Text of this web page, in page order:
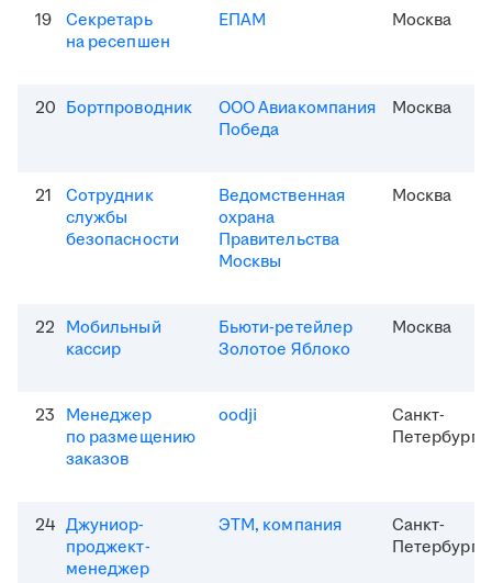
19
Секретарь
на ресепшен
ЕПАМ Москва
20 Бортпроводник
ООО Авиакомпания
Победа
Москва
21
Сотрудник
службы
безопасности
Ведомственная
охрана
Правительства
Москвы
Москва
22 Мобильный
кассир
Бьюти-ретейлер
Золотое Яблоко
Москва
23 Менеджер
по размещению
заказов
oodji
Санкт-
Петербург
24 Джуниор-
проджект-
менеджер
ЭТМ, компания
Санкт-
Петербург